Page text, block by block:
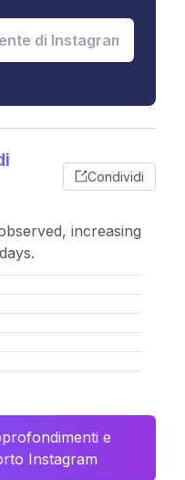
Condividi
increasing
e
Instagram